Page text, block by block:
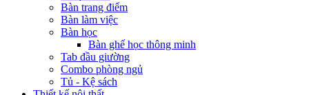
Bàn trang điểm
Bàn làm việc
Bàn học
Bàn ghế học thông minh
Tab đầu giường
Combo phòng ngủ
Tủ - Kệ sách